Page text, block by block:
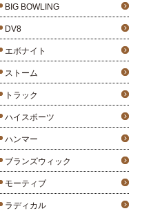
BIG BOWLING
DV8
エボナイト
ストーム
トラック
ハイスポーツ
ハンマー
ブランズウィック
モーティブ
ラディカル